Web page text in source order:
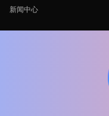
新闻中心